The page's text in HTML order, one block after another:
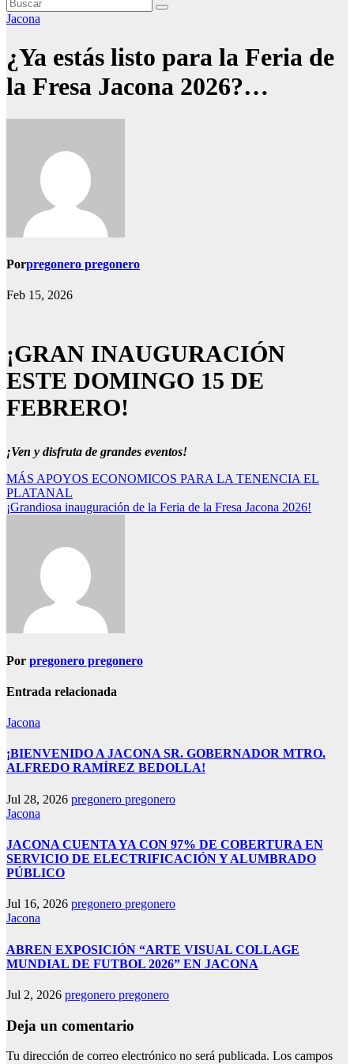
Jacona
¿Ya estás listo para la Feria de
la Fresa Jacona 2026?…
Porpregonero pregonero
Feb 15, 2026
¡GRAN INAUGURACIÓN
ESTE DOMINGO 15 DE
FEBRERO!
¡Ven y disfruta de grandes eventos!
Navegación
de
MÁS APOYOS ECONOMICOS PARA LA TENENCIA EL
PLATANAL
¡Grandiosa inauguración de la Feria de la Fresa Jacona 2026!
Por pregonero pregonero
Entrada relacionada
Jacona
¡BIENVENIDO A JACONA SR. GOBERNADOR MTRO.
ALFREDO RAMÍREZ BEDOLLA!
Jul 28, 2026 pregonero pregonero
Jacona
JACONA CUENTA YA CON 97% DE COBERTURA EN
SERVICIO DE ELECTRIFICACIÓN Y ALUMBRADO
PÚBLICO
Jul 16, 2026 pregonero pregonero
Jacona
ABREN EXPOSICIÓN “ARTE VISUAL COLLAGE
MUNDIAL DE FUTBOL 2026” EN JACONA
Jul 2, 2026 pregonero pregonero
Deja un comentario
Tu dirección de correo electrónico no será publicada. Los campos